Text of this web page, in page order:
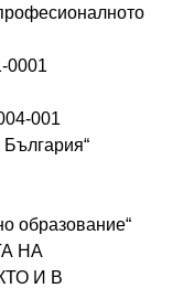
0001
001
образование“
НА
И В